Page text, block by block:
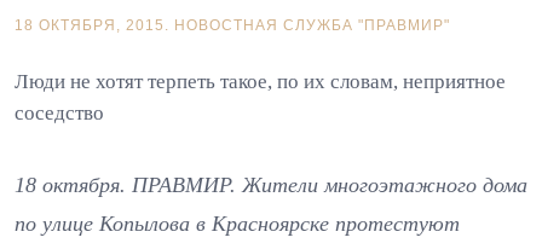
18 ОКТЯБРЯ, 2015. НОВОСТНАЯ СЛУЖБА "ПРАВМИР"
Люди не хотят терпеть такое, по их словам, неприятное
соседство
18 октября. ПРАВМИР. Жители многоэтажного дома
по улице Копылова в Красноярске протестуют